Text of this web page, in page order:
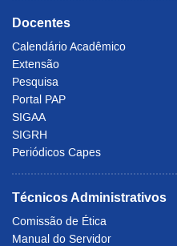
Docentes
Calendário Acadêmico
Extensão
Pesquisa
Portal PAP
SIGAA
SIGRH
Periódicos Capes
Técnicos Administrativos
Comissão de Ética
Manual do Servidor